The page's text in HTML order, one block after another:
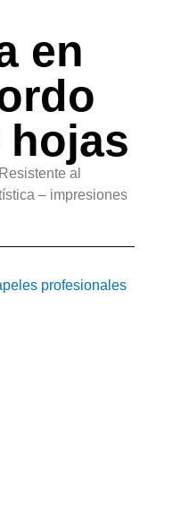
en
hojas
al
– impresiones
profesionales